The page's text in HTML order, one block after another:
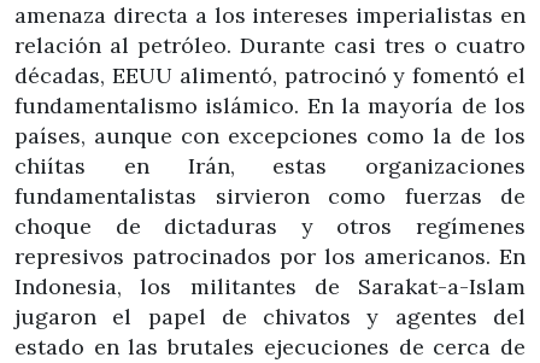
amenaza directa a los intereses imperialistas en
relación al petróleo. Durante casi tres o cuatro
décadas, EEUU alimentó, patrocinó y fomentó el
fundamentalismo islámico. En la mayoría de los
países, aunque con excepciones como la de los
chiítas en Irán, estas organizaciones
fundamentalistas sirvieron como fuerzas de
choque
de dictaduras y otros regímenes
represivos patrocinados por los americanos. En
Indonesia, los militantes de Sarakat-a-Islam
jugaron el papel de chivatos y agentes del
estado en las brutales ejecuciones de cerca de